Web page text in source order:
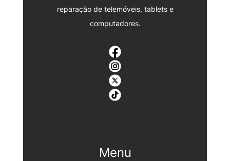
reparação de telemóveis, tablets e
computadores.
Menu